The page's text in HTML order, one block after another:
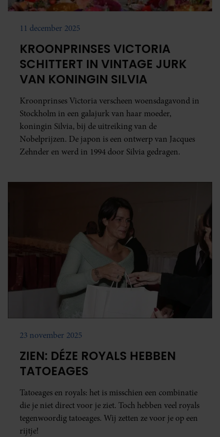
11 december 2025
KROONPRINSES VICTORIA
SCHITTERT IN VINTAGE JURK
VAN KONINGIN SILVIA
Kroonprinses Victoria verscheen woensdagavond in
Stockholm in een galajurk van haar moeder,
koningin Silvia, bij de uitreiking van de
Nobelprijzen. De japon is een ontwerp van Jacques
Zehnder en werd in 1994 door Silvia gedragen.
23 november 2025
ZIEN: DÉZE ROYALS HEBBEN
TATOEAGES
Tatoeages en royals: het is misschien een combinatie
die je niet direct voor je ziet. Toch hebben veel royals
tegenwoordig tatoeages. Wij zetten ze voor je op een
rijtje!